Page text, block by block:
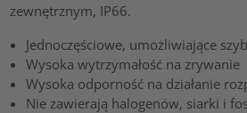
zewnętrznym, IP66.
Jednoczęściowe, umożliwiające
Wysoka wytrzymałość na zrywanie
Wysoka odporność na działanie
Nie zawierają halogenów, siarki i